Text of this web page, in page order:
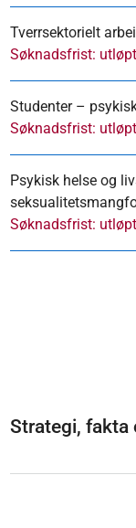
Tverrsektorielt
Søknadsfrist:
Studenter –
Søknadsfrist:
Psykisk helse og
Søknadsfrist:
Strategi,